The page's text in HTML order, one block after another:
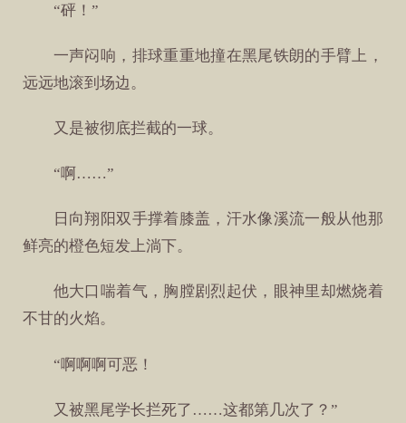
“砰！”
一声闷响，排球重重地撞在黑尾铁朗的手臂上，
远远地滚到场边。
又是被彻底拦截的一球。
“啊……”
日向翔阳双手撑着膝盖，汗水像溪流一般从他那
鲜亮的橙色短发上淌下。
他大口喘着气，胸膛剧烈起伏，眼神里却燃烧着
不甘的火焰。
“啊啊啊可恶！
又被黑尾学长拦死了……这都第几次了？”